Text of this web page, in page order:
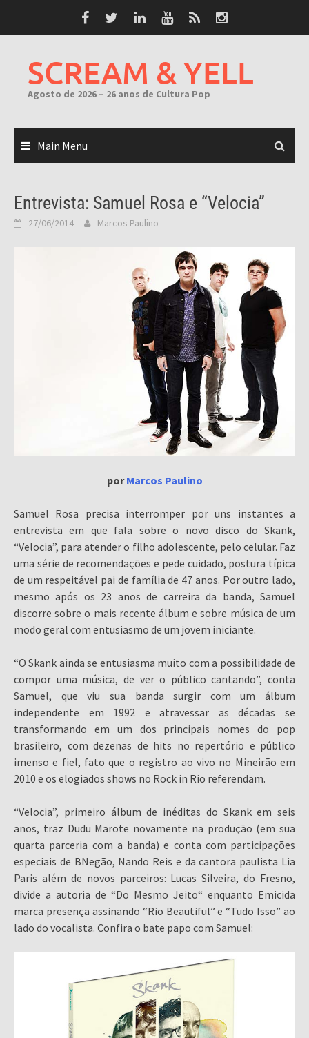
SCREAM & YELL
Agosto de 2026 – 26 anos de Cultura Pop
Main Menu
Entrevista: Samuel Rosa e “Velocia”
27/06/2014 Marcos Paulino
porMarcos Paulino
Samuel Rosa precisa interromper por uns instantes a
entrevista em que fala sobre o novo disco do Skank,
“Velocia”, para atender o filho adolescente, pelo celular. Faz
uma série de recomendações e pede cuidado, postura típica
de um respeitável pai de família de 47 anos. Por outro lado,
mesmo após os 23 anos de carreira da banda, Samuel
discorre sobre o mais recente álbum e sobre música de um
modo geral com entusiasmo de um jovem iniciante.
“O Skank ainda se entusiasma muito com a possibilidade de
compor uma música, de ver o público cantando”, conta
Samuel, que viu sua banda surgir com um álbum
independente em 1992 e atravessar as décadas se
transformando em um dos principais nomes do pop
brasileiro, com dezenas de hits no repertório e público
imenso e fiel, fato que o registro ao vivo no Mineirão em
2010 e os elogiados shows no Rock in Rio referendam.
“Velocia”, primeiro álbum de inéditas do Skank em seis
anos, traz Dudu Marote novamente na produção (em sua
quarta parceria com a banda) e conta com participações
especiais de BNegão, Nando Reis e da cantora paulista Lia
Paris além de novos parceiros: Lucas Silveira, do Fresno,
divide a autoria de “Do Mesmo Jeito“ enquanto Emicida
marca presença assinando “Rio Beautiful” e “Tudo Isso” ao
lado do vocalista. Confira o bate papo com Samuel: